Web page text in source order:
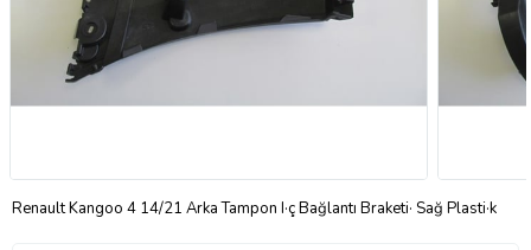
Renault Kangoo 4 14/21 Arka Tampon I·ç Bağlantı Braketi· Sağ Plasti·k